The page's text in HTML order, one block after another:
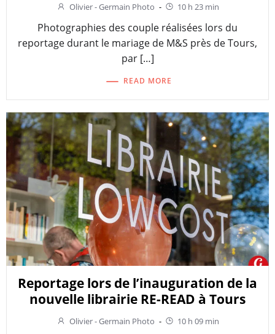
Olivier - Germain Photo - 10 h 23 min
Photographies des couple réalisées lors du
reportage durant le mariage de M&S près de Tours,
par […]
READ MORE
Reportage lors de l’inauguration de la
nouvelle librairie RE-READ à Tours
Olivier - Germain Photo - 10 h 09 min